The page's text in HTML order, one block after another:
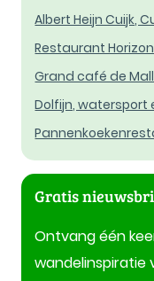
Albert Heijn Cuijk,
Restaurant
Grand café de
Dolfijn, watersport
Gratis
Ontvang één
wandelinspiratie